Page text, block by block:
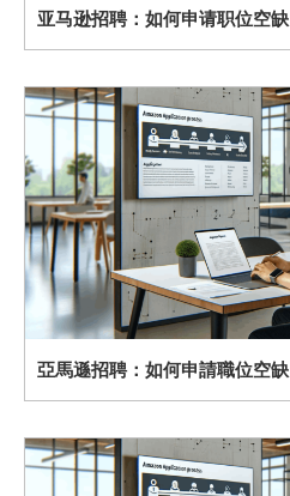
亚马逊招聘：如何申请职位空缺
亞馬遜招聘：如何申請職位空缺